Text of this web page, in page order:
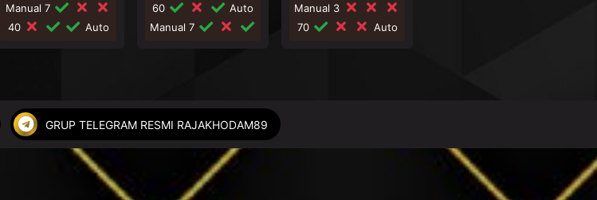
Manual 7
40
Auto
60
Auto
Manual 7
Manual 3
70
Auto
GRUP TELEGRAM RESMI RAJAKHODAM89